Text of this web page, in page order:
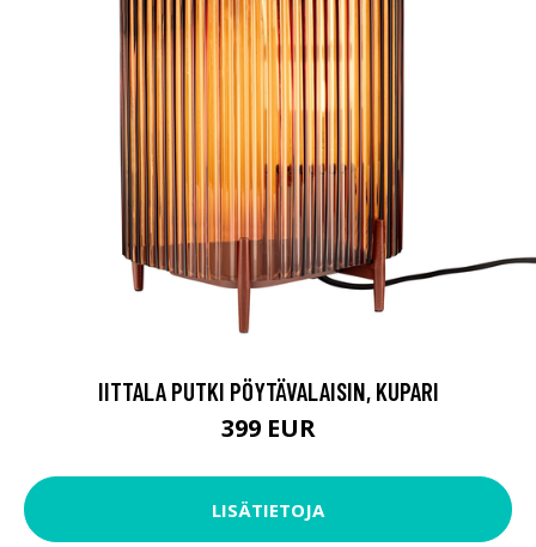
IITTALA PUTKI PÖYTÄVALAISIN, KUPARI
399 EUR
LISÄTIETOJA